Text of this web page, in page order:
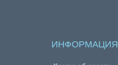
ИНФОРМАЦИЯ